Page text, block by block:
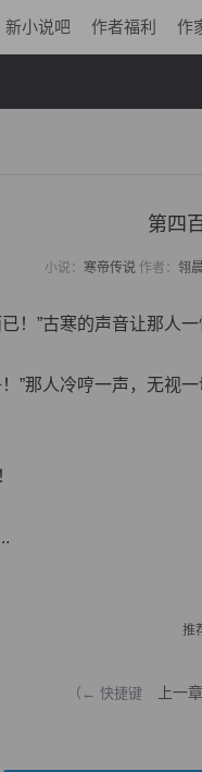
新小说吧 作者福利 作
第四
小说： 寒帝传说作者： 翎
”古寒的声音让那人
那人冷哼一声，无视
推
（← 快捷键 上一章